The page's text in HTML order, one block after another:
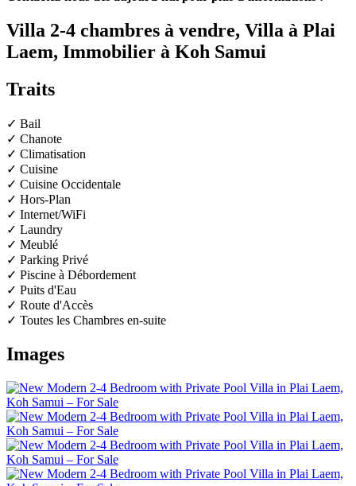
Villa 2-4 chambres à vendre, Villa à Plai
Laem, Immobilier à Koh Samui
Traits
✓ Bail
✓ Chanote
✓ Climatisation
✓ Cuisine
✓ Cuisine Occidentale
✓ Hors-Plan
✓ Internet/WiFi
✓ Laundry
✓ Meublé
✓ Parking Privé
✓ Piscine à Débordement
✓ Puits d'Eau
✓ Route d'Accès
✓ Toutes les Chambres en-suite
Images